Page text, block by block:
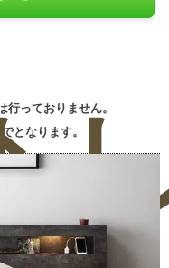
っておりません。
となります。